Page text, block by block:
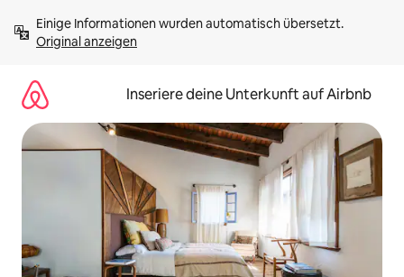
Inhalten
springenOriginal anzeigen
Inseriere deine Unterkunft auf Airbnb